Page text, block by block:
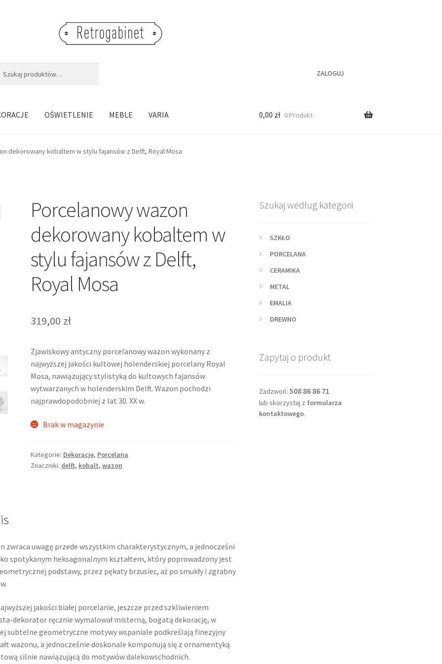
ZALOGUJ
OŚWIETLENIE MEBLE VARIA 0,00 zł 0 Produkt
dekorowany kobaltem w stylu fajansów z Delft, Royal Mosa
Porcelanowy wazon
dekorowany kobaltem w
stylu fajansów z Delft,
Royal Mosa
319,00 zł
Zjawiskowy antyczny porcelanowy wazon wykonany z
najwyższej jakości kultowej holenderskiej porcelany Royal
Mosa, nawiązujący stylistyką do kultowych fajansów
wytwarzanych w holenderskim Delft. Wazon pochodzi
najprawdopodobniej z lat 30. XX w.
Brak w magazynie
Kategorie: Dekoracje, Porcelana
Znaczniki: delft, kobalt,wazon
zwraca uwagę przede wszystkim charakterystycznym, a jednocześni
spotykanym heksagonalnym kształtem, który poprowadzony jest
podstawy, przez pękaty brzusiec, aż po smukły i zgrabny
jakości białej porcelanie, jeszcze przed szkliwieniem
dekorator ręcznie wymalował misterną, bogatą dekorację, w
subtelne geometryczne motywy wspaniale podkreślają finezyjny
wazonu, a jednocześnie doskonale komponują się z ornamentyką
silnie nawiązującą do motywów dalekowschodnich.
Szukaj według kategorii
SZKŁO
PORCELANA
CERAMIKA
METAL
EMALIA
DREWNO
Zapytaj o produkt
Zadzwoń: 508 86 86 71
lub skorzystaj z formularza
kontaktowego.